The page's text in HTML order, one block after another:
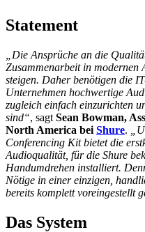
Statement
„Die Ansprüche an die
Zusammenarbeit in modernen
steigen. Daher benötigen die
Unternehmen hochwertige
zugleich einfach einzurichten
sind“, sagt Sean Bowman,
North America bei Shure.
Conferencing Kit bietet die
Audioqualität, für die Shure
Handumdrehen installiert.
Nötige in einer einzigen,
bereits komplett voreingestellt
Das System